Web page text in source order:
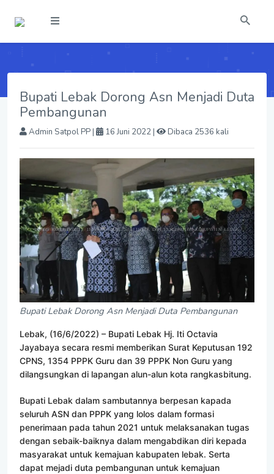
Bupati Lebak Dorong Asn Menjadi Duta
Pembangunan
Admin Satpol PP| 16 Juni 2022 | Dibaca 2536 kali
Bupati Lebak Dorong Asn Menjadi Duta Pembangunan
Lebak, (16/6/2022) – Bupati Lebak Hj. Iti Octavia
Jayabaya secara resmi memberikan Surat Keputusan 192
CPNS, 1354 PPPK Guru dan 39 PPPK Non Guru yang
dilangsungkan di lapangan alun-alun kota rangkasbitung.
Bupati Lebak dalam sambutannya berpesan kapada
seluruh ASN dan PPPK yang lolos dalam formasi
penerimaan pada tahun 2021 untuk melaksanakan tugas
dengan sebaik-baiknya dalam mengabdikan diri kepada
masyarakat untuk kemajuan kabupaten lebak. Serta
dapat mejadi duta pembangunan untuk kemajuan